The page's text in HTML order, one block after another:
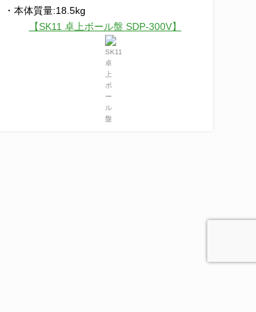
・本体質量:18.5kg
【SK11 卓上ボール盤 SDP-300V】